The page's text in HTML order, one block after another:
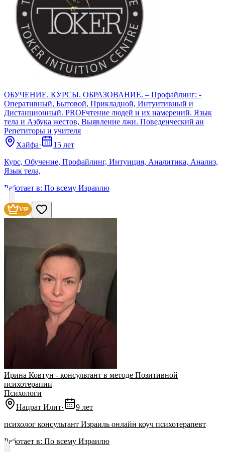
ОБУЧЕНИЕ. КУРСЫ. ОБРАЗОВАНИЕ. – Профайлинг: -
Оперативный, Бытовой, Прикладной, Интуитивный и
Дистанционный. PROFчтение людей и их намерений. Язык
тела и Азбука жестов, Выявление лжи. Поведенческий ан
Репетиторы и учителя
Хайфа·
15 лет
Курс, Обучение, Профайлинг, Интуиция, Аналитика, Анализ,
Язык тела,
Работает в: По всему Израилю
VIP
Ирина Ковтун - консультант в методе Позитивной
психотерапии
Психологи
Нацрат Илит·
9 лет
психолог консультант Израиль онлайн коуч психотерапевт
Работает в: По всему Израилю